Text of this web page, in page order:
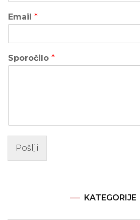
Email *
Sporočilo *
Pošlji
KATEGORIJE